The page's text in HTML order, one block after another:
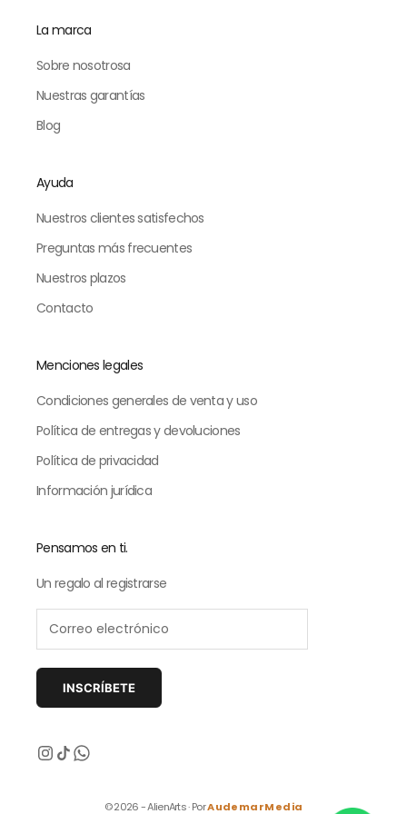
La marca
Sobre nosotrosa
Nuestras garantías
Blog
Ayuda
Nuestros clientes satisfechos
Preguntas más frecuentes
Nuestros plazos
Contacto
Menciones legales
Condiciones generales de venta y uso
Política de entregas y devoluciones
Política de privacidad
Información jurídica
Pensamos en ti.
Un regalo al registrarse
INSCRÍBETE
© 2026 - AlienArts · PorAudemarMedia